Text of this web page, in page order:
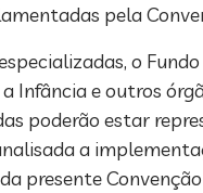
pela
o
Infância e outros
poderão estar
a
presente